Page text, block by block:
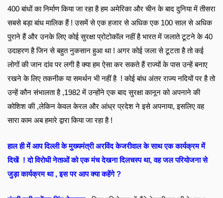
400 बांधों का निर्माण किया जा रहा है हम अमेरिका और चीन के बाद दुनिया में तीसरा
सबसे बड़ा बांध मालिक हैं ! उसमें से एक हजार से अधिक एक 100 साल से अधिक
पुराने हैं और उनके लिए कोई सुरक्षा प्रोटोकॉल नहीं है भारत में जलाते टूटने के 40
उदाहरण है जिन से बहुत नुकसान हुआ था ! अगर कोई जला से टूटता है तो कई
लोगों की जान दांव पर लगी है क्या हम ऐसा कर सकते हैं राज्यों के पास उन्हें बनाए
रखने के लिए तकनीक या समर्थन भी नहीं है  ! कोई बांध अंतर राज्य नदियों पर है तो
उन्हें कौन संभालता है ,1982 में उन्होंने एक बाद सुरक्षा कानून को अपनाने की
कोशिश की ,लेकिन केवल केरल और आंध्र प्रदेश ने इसे अपनाया, इसलिए वह
सारा काम अब हमारे द्वारा किया जा रहा है !
हाल ही में आप दिल्ली के मुख्यमंत्री अरविंद केजरीवाल के साथ एक कार्यक्रम में
दिखें  ! दो विरोधी नेताओं को एक मंच देखना दिलचस्प था, वह जल परियोजना से
जुड़ा कार्यक्रम था , इस पर आप क्या कहेंगे ?